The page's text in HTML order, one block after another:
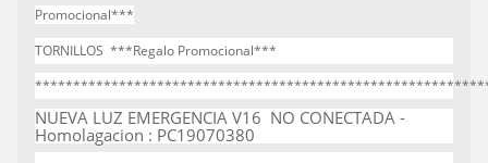
Promocional***
TORNILLOS ***Regalo Promocional***
NUEVA LUZ EMERGENCIA V16 NO CONECTADA -
Homolagacion : PC19070380